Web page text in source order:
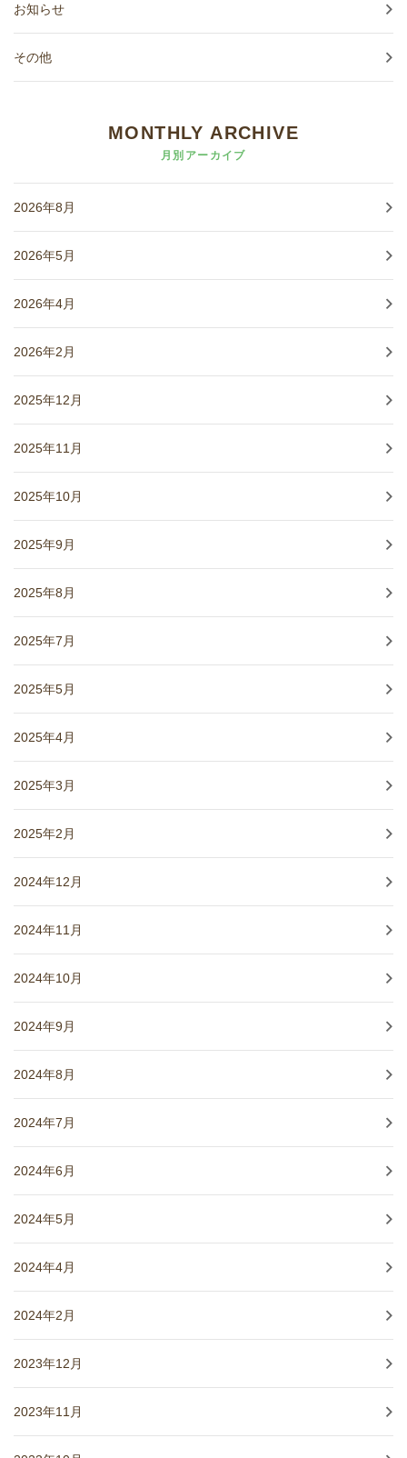
お知らせ
その他
MONTHLY ARCHIVE
月別アーカイブ
2026年8月
2026年5月
2026年4月
2026年2月
2025年12月
2025年11月
2025年10月
2025年9月
2025年8月
2025年7月
2025年5月
2025年4月
2025年3月
2025年2月
2024年12月
2024年11月
2024年10月
2024年9月
2024年8月
2024年7月
2024年6月
2024年5月
2024年4月
2024年2月
2023年12月
2023年11月